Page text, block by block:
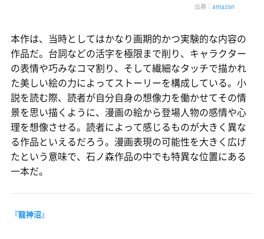
出典： amazon
本作は、当時としてはかなり画期的かつ実験的な内容の
作品だ。台詞などの活字を極限まで削り、キャラクター
の表情や巧みなコマ割り、そして繊細なタッチで描かれ
た美しい絵の力によってストーリーを構成している。小
説を読む際、読者が自分自身の想像力を働かせてその情
景を思い描くように、漫画の絵から登場人物の感情や心
理を想像させる。読者によって感じるものが大きく異な
る作品といえるだろう。漫画表現の可能性を大きく広げ
たという意味で、石ノ森作品の中でも特異な位置にある
一本だ。
『龍神沼』